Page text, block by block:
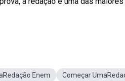
Enem
Começar